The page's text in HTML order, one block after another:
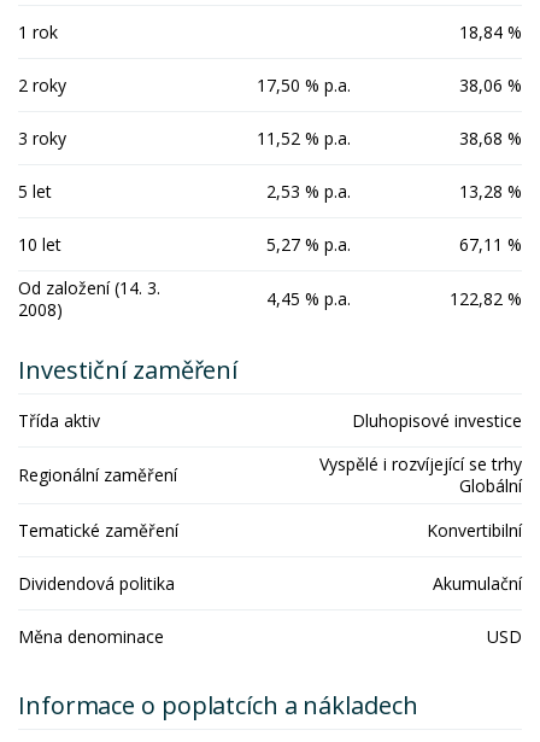
1 rok 18,84 %
2 roky 17,50 % p.a. 38,06 %
3 roky 11,52 % p.a. 38,68 %
5 let 2,53 % p.a. 13,28 %
10 let 5,27 % p.a.
67,11 %
Od založení (14. 3.
2008)
4,45 % p.a. 122,82 %
Investiční zaměření
Třída aktiv Dluhopisové investice
Regionální zaměření
Vyspělé i rozvíjející se trhy
Globální
Tematické zaměření
Konvertibilní
Dividendová politika Akumulační
Měna denominace USD
Informace o poplatcích a nákladech